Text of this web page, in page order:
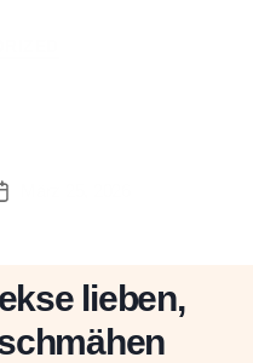
lieben,